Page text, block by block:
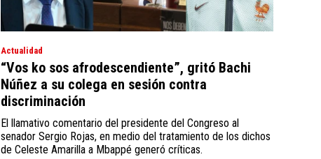
Actualidad
“Vos ko sos afrodescendiente”, gritó Bachi
Núñez a su colega en sesión contra
discriminación
El llamativo comentario del presidente del Congreso al
senador Sergio Rojas, en medio del tratamiento de los dichos
de Celeste Amarilla a Mbappé generó críticas.